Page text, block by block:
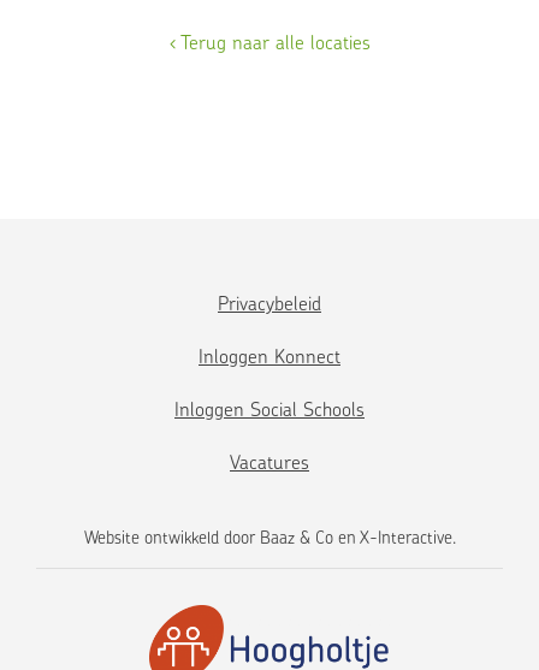
‹ Terug naar alle locaties
Privacybeleid
Inloggen Konnect
Inloggen Social Schools
Vacatures
Website ontwikkeld door Baaz & Coen X-Interactive.